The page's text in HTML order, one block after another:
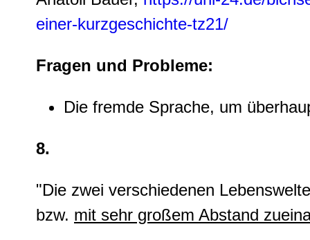
einer-kurzgeschichte-tz21/
Fragen und Probleme:
Die fremde Sprache, um
8.
"Die zwei verschiedenen
bzw. mit sehr großem Abstand